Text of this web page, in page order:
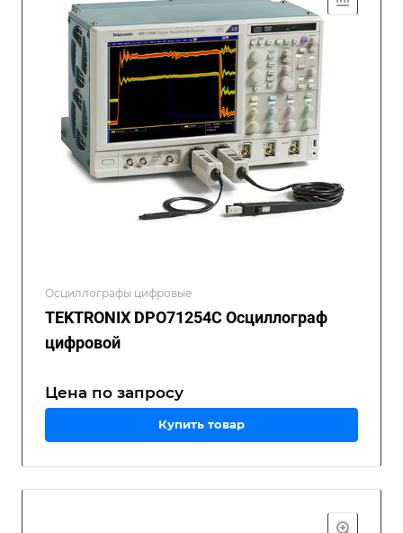
Осциллографы цифровые
TEKTRONIX DPO71254C Осциллограф
цифровой
Цена по запросу
Купить товар